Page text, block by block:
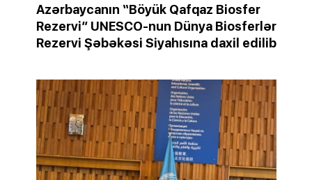
Azərbaycanın “Böyük Qafqaz Biosfer
Rezervi” UNESCO-nun Dünya Biosferlər
Rezervi Şəbəkəsi Siyahısına daxil edilib